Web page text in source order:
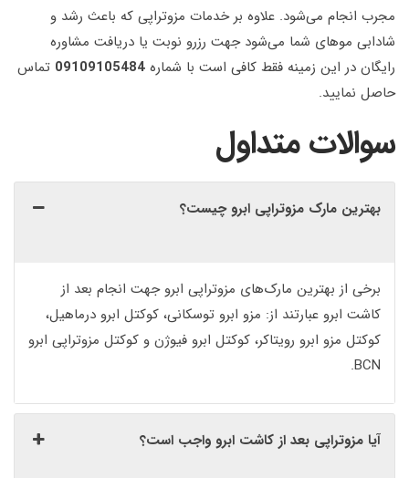
مجرب انجام می‌شود. علاوه بر خدمات مزوتراپی که باعث رشد و
شادابی موهای شما می‌شود جهت رزرو نوبت یا دریافت مشاوره
رایگان در این زمینه فقط کافی است با شماره 09109105484 تماس
حاصل نمایید.
سوالات متداول
بهترین مارک مزوتراپی ابرو چیست؟
برخی از بهترین مارک‌های مزوتراپی ابرو جهت انجام بعد از
کاشت ابرو عبارتند از: مزو ابرو توسکانی، کوکتل ابرو درماهیل،
کوکتل مزو ابرو رویتاکر، کوکتل ابرو فیوژن و کوکتل مزوتراپی ابرو
BCN.
آیا مزوتراپی بعد از کاشت ابرو واجب است؟